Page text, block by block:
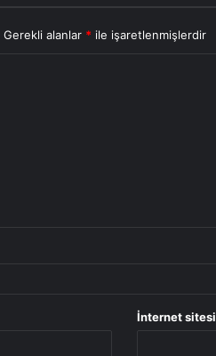
Gerekli alanlar * ile işaretlenmişlerdir
İnternet sitesi